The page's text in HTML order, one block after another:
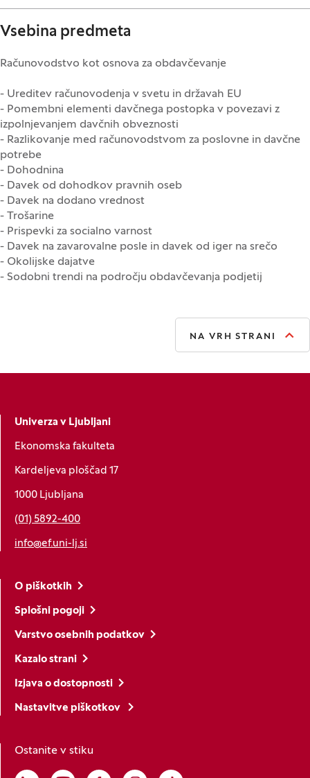
Vsebina predmeta
Računovodstvo kot osnova za obdavčevanje
- Ureditev računovodenja v svetu in državah EU
- Pomembni elementi davčnega postopka v povezavi z
izpolnjevanjem davčnih obveznosti
- Razlikovanje med računovodstvom za poslovne in davčne
potrebe
- Dohodnina
- Davek od dohodkov pravnih oseb
- Davek na dodano vrednost
- Trošarine
- Prispevki za socialno varnost
- Davek na zavarovalne posle in davek od iger na srečo
- Okolijske dajatve
- Sodobni trendi na področju obdavčevanja podjetij
NA VRH STRANI
Univerza v Ljubljani
Ekonomska fakulteta
Kardeljeva ploščad 17
1000 Ljubljana
(01) 5892-400
info@ef.uni-lj.si
O piškotkih
Splošni pogoji
Varstvo osebnih podatkov
Kazalo strani
Izjava o dostopnosti
Nastavitve piškotkov
Ostanite v stiku